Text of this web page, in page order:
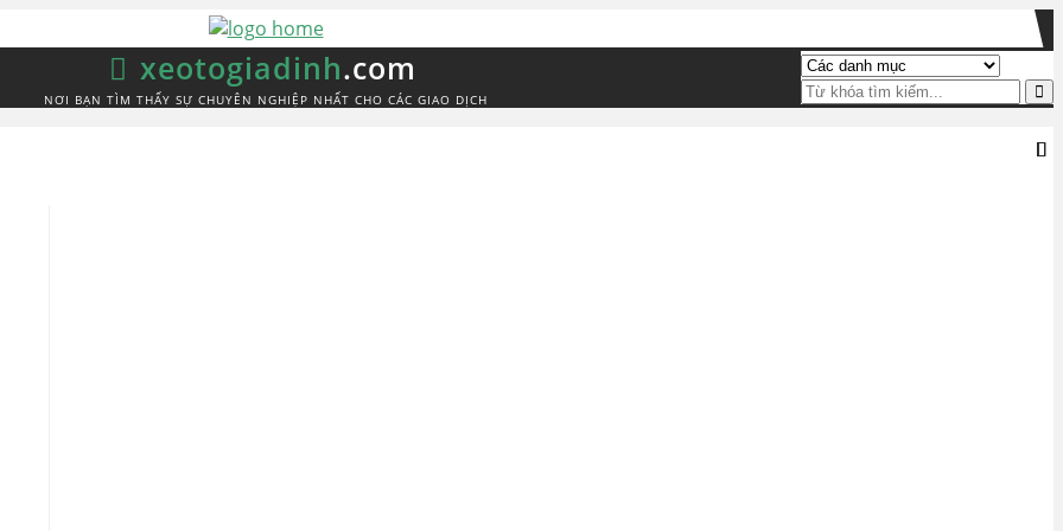
xeotogiadinh.com
NƠI BẠN TÌM THẤY SỰ CHUYÊN NGHIỆP NHẤT CHO CÁC GIAO DỊCH